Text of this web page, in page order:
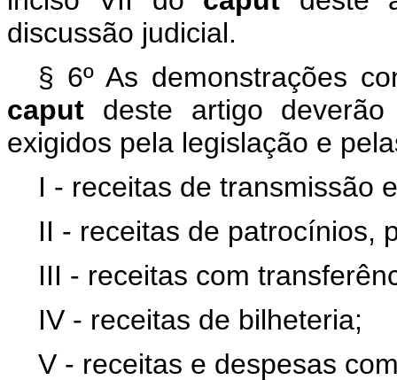
discussão judicial.
§ 6º As demonstrações
caput deste artigo
exigidos pela legislação e
I - receitas de transmissão
II - receitas de patrocínios,
III - receitas com
IV - receitas de bilheteria;
V - receitas e despesas